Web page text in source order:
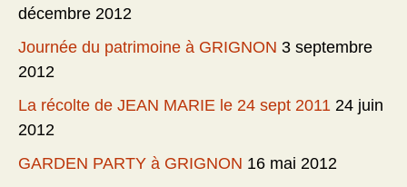
décembre 2012
Journée du patrimoine à GRIGNON 3 septembre
2012
La récolte de JEAN MARIE le 24 sept 2011 24 juin
2012
GARDEN PARTY à GRIGNON 16 mai 2012